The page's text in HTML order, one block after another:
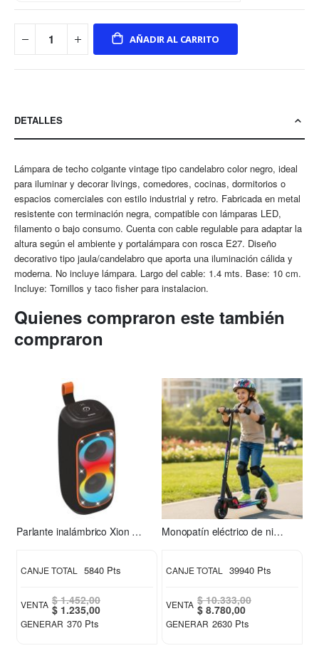
AÑADIR AL CARRITO
DETALLES
Lámpara de techo colgante vintage tipo candelabro color negro, ideal
para iluminar y decorar livings, comedores, cocinas, dormitorios o
espacios comerciales con estilo industrial y retro. Fabricada en metal
resistente con terminación negra, compatible con lámparas LED,
filamento o bajo consumo. Cuenta con cable regulable para adaptar la
altura según el ambiente y portalámpara con rosca E27. Diseño
decorativo tipo jaula/candelabro que aporta una iluminación cálida y
moderna. No incluye lámpara. Largo del cable: 1.4 mts. Base: 10 cm.
Incluye: Tornillos y taco fisher para instalacion.
Quienes compraron este también
compraron
Parlante inalámbrico Xion XI-XT31
CANJE TOTAL 5840 Pts
VENTA $ 1.452,00
Special
Price
$ 1.235,00
GENERAR 370 Pts
Monopatín eléctrico de niño S2 Xion
CANJE TOTAL 39940 Pts
VENTA $ 10.333,00
Special
Price
$ 8.780,00
GENERAR 2630 Pts